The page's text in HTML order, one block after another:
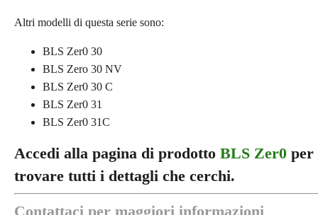
Altri modelli di questa serie sono:
BLS Zer0 30
BLS Zero 30 NV
BLS Zer0 30 C
BLS Zer0 31
BLS Zer0 31C
Accedi alla pagina di prodotto BLS Zer0 per
trovare tutti i dettagli che cerchi.
Contattaci per maggiori informazioni